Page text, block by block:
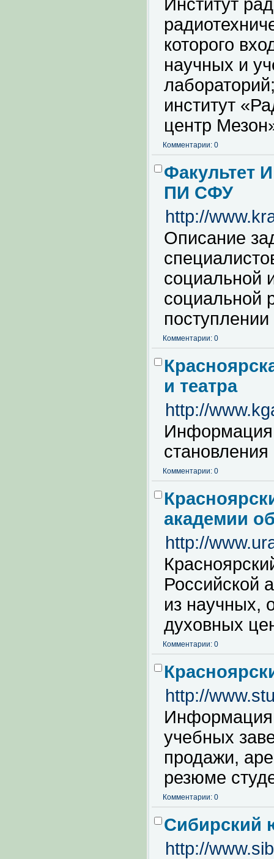
Институт
которого
научных и
институт
центр
Комментарии: 0
Факультет
ПИ СФУ
http://
Описание
социальной
социальной
Комментарии: 0
и театра
http://
Информация
Комментарии: 0
академии
http://
Российской
из научных,
духовных
Комментарии: 0
http://
Информация
учебных
продажи,
резюме
Комментарии: 0
Сибирский
http://